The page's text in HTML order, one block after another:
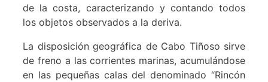
de la costa, caracterizando y contando todos
los objetos observados a la deriva.
La disposición geográfica de Cabo Tiñoso sirve
de freno a las corrientes marinas, acumulándose
en las pequeñas calas del denominado “Rincón